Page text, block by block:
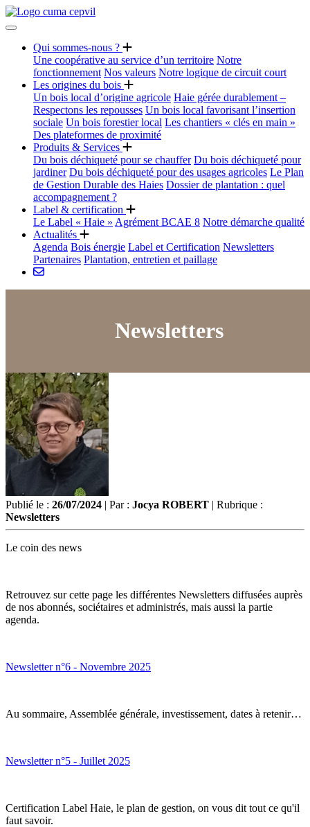
Qui sommes-nous ?
Une coopérative au service d’un territoire Notre
fonctionnement Nos valeurs Notre logique de circuit court
Les origines du bois
Un bois local d’origine agricole Haie gérée durablement –
Respectons les repousses Un bois local favorisant l’insertion
sociale Un bois forestier local Les chantiers « clés en main »
Des plateformes de proximité
Produits & Services
Du bois déchiqueté pour se chauffer Du bois déchiqueté pour
jardiner Du bois déchiqueté pour des usages agricoles Le Plan
de Gestion Durable des Haies Dossier de plantation : quel
accompagnement ?
Label & certification
Le Label « Haie » Agrément BCAE 8 Notre démarche qualité
Actualités
Agenda Bois énergie Label et Certification Newsletters
Partenaires Plantation, entretien et paillage
Newsletters
Publié le : 26/07/2024 | Par : Jocya ROBERT | Rubrique :
Newsletters
Le coin des news
Retrouvez sur cette page les différentes Newsletters diffusées auprès
de nos abonnés, sociétaires et administrés, mais aussi la partie
agenda.
Newsletter n°6 - Novembre 2025
Au sommaire, Assemblée générale, investissement, dates à retenir…
Newsletter n°5 - Juillet 2025
Certification Label Haie, le plan de gestion, on vous dit tout ce qu'il
faut savoir.